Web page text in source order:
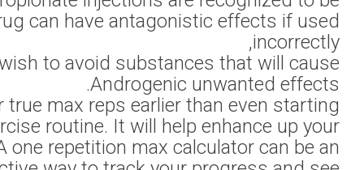
painful,
and the identical
A one rep max
performance